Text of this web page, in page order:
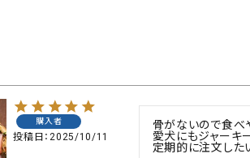
鮭・サーモン
購入者
投稿日 2025/10/11
骨がないので食べ
愛犬にもジャーキ
定期的に注文した